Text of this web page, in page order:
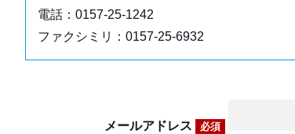
電話：0157-25-1242
ファクシミリ：0157-25-6932
メールアドレス 必須